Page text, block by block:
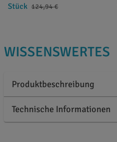
Stück 124,94 €
WISSENSWERTES
Produktbeschreibung
Technische Informationen